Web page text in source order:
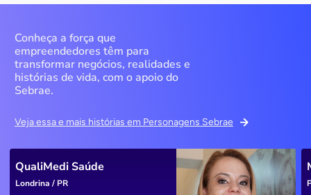
Conheça a força que
empreendedores têm para
transformar negócios, realidades e
histórias de vida, com o apoio do
Sebrae.
Veja essa e mais histórias em Personagens Sebrae
QualiMedi Saúde
Londrina / PR